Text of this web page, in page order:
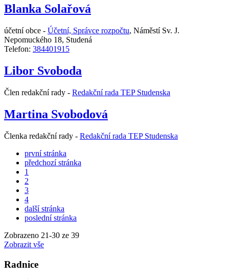
Blanka Solařová
účetní obce - Účetní, Správce rozpočtu, Náměstí Sv. J.
Nepomuckého 18, Studená
Telefon: 384401915
Libor Svoboda
Člen redakční rady - Redakční rada TEP Studenska
Martina Svobodová
Členka redakční rady - Redakční rada TEP Studenska
první stránka
předchozí stránka
1
2
3
4
další stránka
poslední stránka
Zobrazeno 21-30 ze 39
Zobrazit vše
Radnice